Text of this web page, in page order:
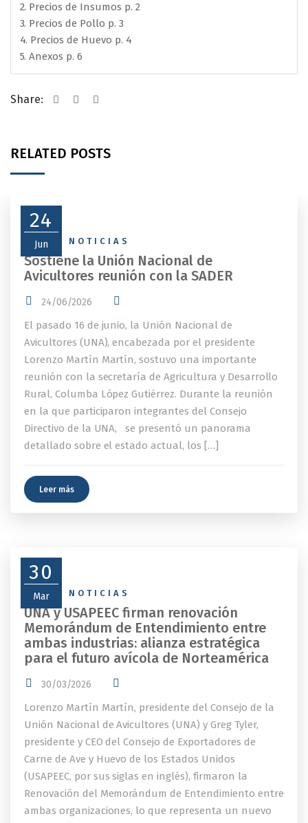
2. Precios de Insumos p. 2
3. Precios de Pollo p. 3
4. Precios de Huevo p. 4
5. Anexos p. 6
Share:
RELATED POSTS
24
Jun
NEWS NOTICIAS
Sostiene la Unión Nacional de
Avicultores reunión con la SADER
24/06/2026
El pasado 16 de junio, la Unión Nacional de
Avicultores (UNA), encabezada por el presidente
Lorenzo Martín Martín, sostuvo una importante
reunión con la secretaría de Agricultura y Desarrollo
Rural, Columba López Gutiérrez. Durante la reunión
en la que participaron integrantes del Consejo
Directivo de la UNA, se presentó un panorama
detallado sobre el estado actual, los […]
Leer más
30
Mar
NEWS NOTICIAS
UNA y USAPEEC firman renovación
Memorándum de Entendimiento entre
ambas industrias: alianza estratégica
para el futuro avícola de Norteamérica
30/03/2026
Lorenzo Martín Martín, presidente del Consejo de la
Unión Nacional de Avicultores (UNA) y Greg Tyler,
presidente y CEO del Consejo de Exportadores de
Carne de Ave y Huevo de los Estados Unidos
(USAPEEC, por sus siglas en inglés), firmaron la
Renovación del Memorándum de Entendimiento entre
ambas organizaciones, lo que representa un nuevo